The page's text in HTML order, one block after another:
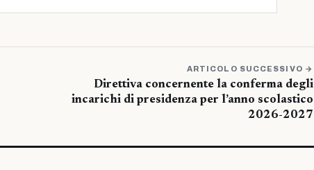
ARTICOLO SUCCESSIVO →
Direttiva concernente la conferma degli
incarichi di presidenza per l’anno scolastico
2026-2027